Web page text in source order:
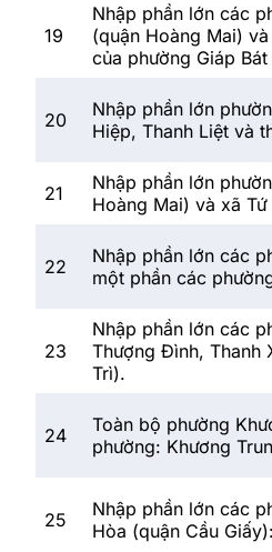
19
Nhập phần lớn các
(quận Hoàng Mai)
của phường Giáp
20
Nhập phần lớn
Hiệp, Thanh Liệt và
21
Nhập phần lớn
Hoàng Mai) và xã
22
Nhập phần lớn các
một phần các
23
Nhập phần lớn các
Thượng Đình, Thanh
Trì).
24
Toàn bộ phường
phường: Khương
25
Nhập phần lớn các
Hòa (quận Cầu